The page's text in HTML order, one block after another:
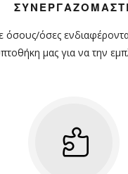
όσους/όσες
μας για να την